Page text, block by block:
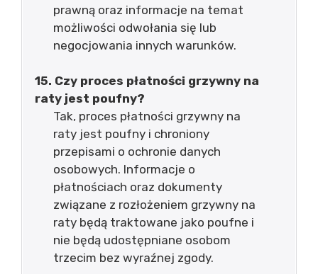
prawną oraz informacje na temat
możliwości odwołania się lub
negocjowania innych warunków.
15. Czy proces płatności grzywny na
raty jest poufny?
Tak, proces płatności grzywny na
raty jest poufny i chroniony
przepisami o ochronie danych
osobowych. Informacje o
płatnościach oraz dokumenty
związane z rozłożeniem grzywny na
raty będą traktowane jako poufne i
nie będą udostępniane osobom
trzecim bez wyraźnej zgody.